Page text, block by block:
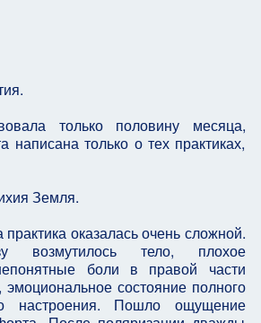
только половину месяца,
написана только о тех практиках,
Земля.
оказалась очень сложной.
возмутилось тело, плохое
боли в правой части
состояние полного
настроения. Пошло ощущение